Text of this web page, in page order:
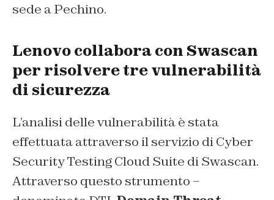
sede a Pechino.
Lenovo collabora con Swascan
per risolvere tre vulnerabilità
di sicurezza
L’analisi delle vulnerabilità è stata
effettuata attraverso il servizio di Cyber
Security Testing Cloud Suite di Swascan.
Attraverso questo strumento –